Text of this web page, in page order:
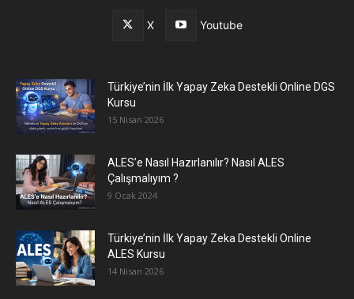
X Youtube
Türkiye’nin İlk Yapay Zeka Destekli Online DGS
Kursu
15 Nisan 2026
ALES’e Nasıl Hazırlanılır? Nasıl ALES
Çalışmalıyım ?
9 Ocak 2024
Türkiye’nin İlk Yapay Zeka Destekli Online
ALES Kursu
14 Nisan 2026